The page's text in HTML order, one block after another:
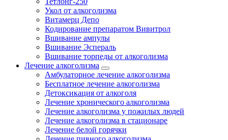
Укол от алкоголизма
Витамерц Депо
Кодирование препаратом Вивитрол
Вшивание ампулы
Вшивание Эспераль
Вшивание торпеды от алкоголизма
Лечение алкоголизма
Амбулаторное лечение алкоголизма
Бесплатное лечение алкоголизма
Детоксикация от алкоголя
Лечение хронического алкоголизма
Лечение алкоголизма у пожилых людей
Лечение алкоголизма в стационаре
Лечение белой горячки